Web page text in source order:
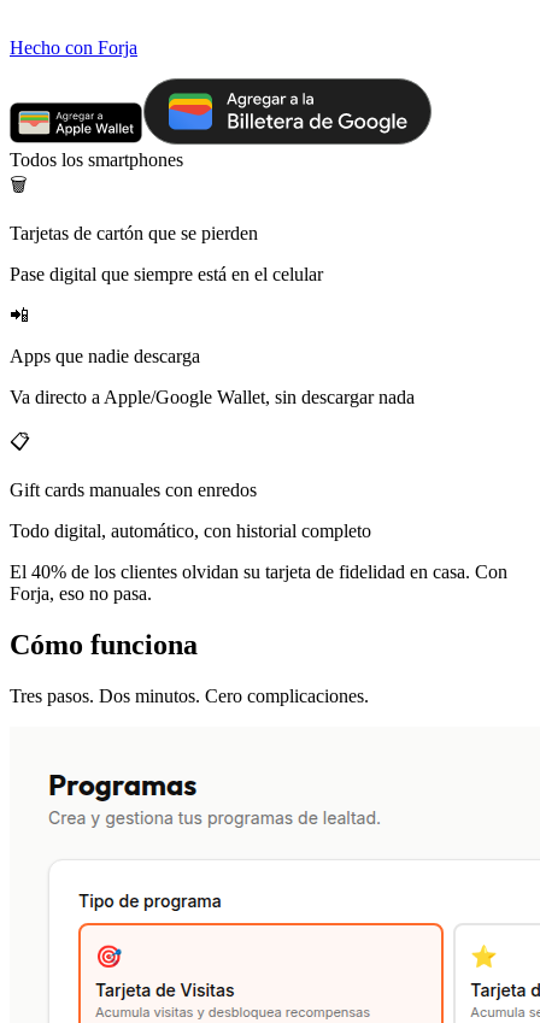
Hecho con Forja
Todos los smartphones
🗑️
Tarjetas de cartón que se pierden
Pase digital que siempre está en el celular
📲
Apps que nadie descarga
Va directo a Apple/Google Wallet, sin descargar nada
📋
Gift cards manuales con enredos
Todo digital, automático, con historial completo
El 40% de los clientes olvidan su tarjeta de fidelidad en casa. Con
Forja, eso no pasa.
Cómo funciona
Tres pasos. Dos minutos. Cero complicaciones.